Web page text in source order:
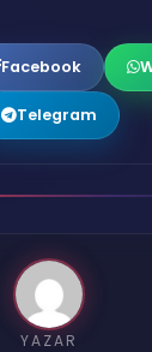
Facebook
Telegram
YAZAR